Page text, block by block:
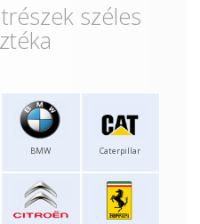
széles
BMW Caterpillar